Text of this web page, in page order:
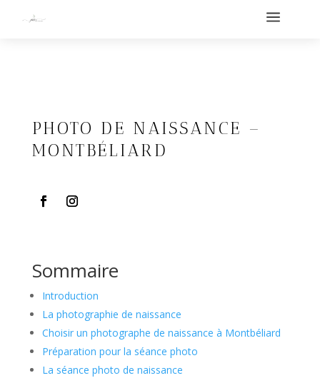
a
PHOTO DE NAISSANCE –
MONTBÉLIARD
Sommaire
Introduction
La photographie de naissance
Choisir un photographe de naissance à Montbéliard
Préparation pour la séance photo
La séance photo de naissance